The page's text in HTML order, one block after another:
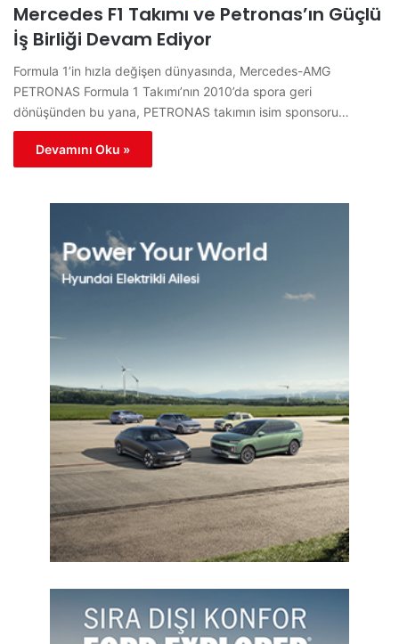
Mercedes F1 Takımı ve Petronas’ın Güçlü
İş Birliği Devam Ediyor
Formula 1’in hızla değişen dünyasında, Mercedes-AMG
PETRONAS Formula 1 Takımı’nın 2010’da spora geri
dönüşünden bu yana, PETRONAS takımın isim sponsoru…
Devamını Oku »